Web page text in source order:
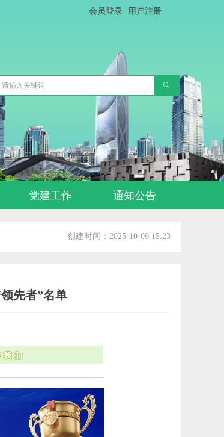
ꄠ
会员登录 用户注册
党建工作 通知公告
创建时间： 2025-10-09 15:23
先者”名单
我们